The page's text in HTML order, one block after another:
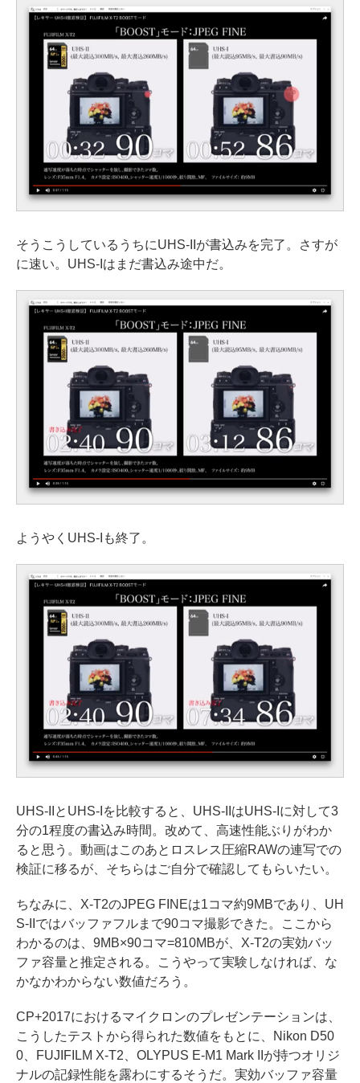
そうこうしているうちにUHS-IIが書込みを完了。さすが
に速い。UHS-Iはまだ書込み途中だ。
ようやくUHS-Iも終了。
UHS-IIとUHS-Iを比較すると、UHS-IIはUHS-Iに対して3
分の1程度の書込み時間。改めて、高速性能ぶりがわか
ると思う。動画はこのあとロスレス圧縮RAWの連写での
検証に移るが、そちらはご自分で確認してもらいたい。
ちなみに、X-T2のJPEG FINEは1コマ約9MBであり、UH
S-IIではバッファフルまで90コマ撮影できた。ここから
わかるのは、9MB×90コマ=810MBが、X-T2の実効バッ
ファ容量と推定される。こうやって実験しなければ、な
かなかわからない数値だろう。
CP+2017におけるマイクロンのプレゼンテーションは、
こうしたテストから得られた数値をもとに、Nikon D50
0、FUJIFILM X-T2、OLYPUS E-M1 Mark IIが持つオリジ
ナルの記録性能を露わにするそうだ。実効バッファ容量